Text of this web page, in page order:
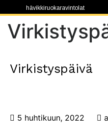
hävikkiruokaravintolat
Virkistyspäivä
5 huhtikuun, 2022